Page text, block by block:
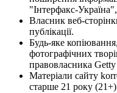
"Інтерфакс-
Власник веб-
публікації.
Будь-яке
фотографічних
правовласника Getty
Матеріали сайту
старше 21 року